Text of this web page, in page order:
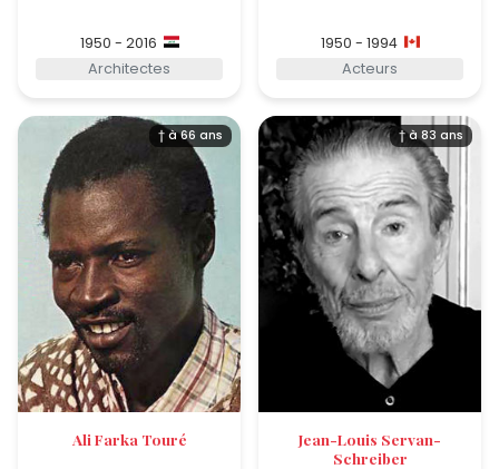
1950 - 2016
Architectes
1950 - 1994
Acteurs
† à 66 ans
Ali Farka Touré
† à 83 ans
Jean-Louis Servan-
Schreiber